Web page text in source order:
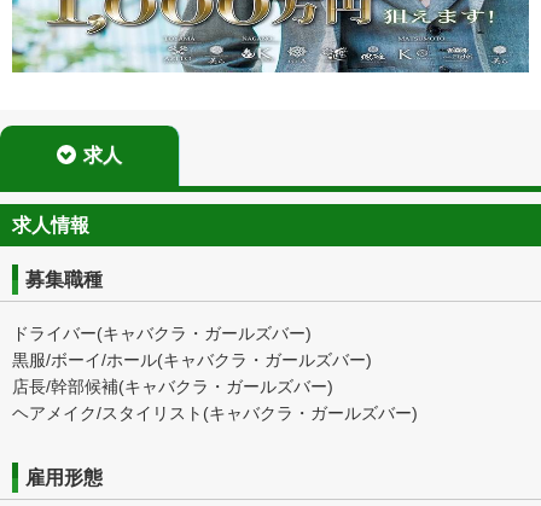
求人
求人情報
募集職種
ドライバー(キャバクラ・ガールズバー)
黒服/ボーイ/ホール(キャバクラ・ガールズバー)
店長/幹部候補(キャバクラ・ガールズバー)
ヘアメイク/スタイリスト(キャバクラ・ガールズバー)
雇用形態